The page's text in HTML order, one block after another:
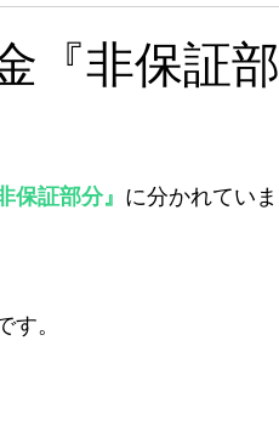
『非保証部
保証部分』 に分かれていま
。